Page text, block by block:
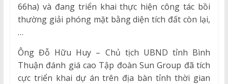
66ha) và đang triển khai thực hiện công tác bồi
thường giải phóng mặt bằng diện tích đất còn lại,
…
Ông Đỗ Hữu Huy – Chủ tịch UBND tỉnh Bình
Thuận đánh giá cao Tập đoàn Sun Group đã tích
cực triển khai dự án trên địa bàn tỉnh thời gian